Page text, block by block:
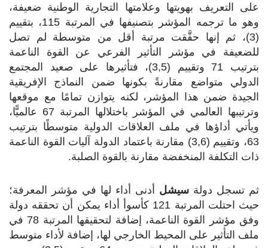
على التعريف بهويتها وعلامتها التجارية الوطنية ضعيفة،
وهو ما ترجمه المؤشر بتصنيفها في المرتبة 115، بتقييم
(3)، ثم إنها حقَّقت مرتبة أقل من متوسطة لم تصل
للضعيفة في مؤشر التأثير الفرعي عن القوة الناعمة
بترتيب 71 وتقييم (3,5)، فتأثيرها على صعيد المجتمع
الدولي متواضع مقارنةً بكونها ضمن النماذج الإفريقية
الجيدة ضمن هذا المؤشر، لكنه يتوازن تمامًا مع موقعها
وترتيبها العالمي في المؤشر باختلالها المرتبة 67 عالميًّا،
ويأتي أداؤها في ملف العلاقات الدولية متوسطًا بترتيب
63، وتقييم (3,6) مقارنة باعتماد الدولة آليات القوة الناعمة
ذات التكلفة المنخفضة مقارنة بالقوة الصلبة.
ثم تسجل دولة سيشل أدنى أداء لها في مؤشر المعرفة؛
حيث احتلت المرتبة 121 كأسوأ أداء يمكن أن تحققه دولة
وفق مؤشر القوة الناعمة، إضافة لتحقيقها المرتبة 78 في
ملف التأثير على المحيط الخارجي لها، إضافة لأداء متوسط